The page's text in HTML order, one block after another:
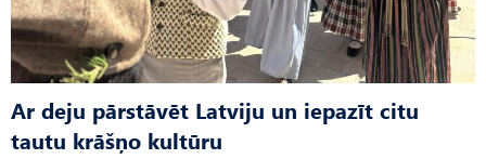
Ar deju pārstāvēt Latviju un iepazīt citu
tautu krāšņo kultūru